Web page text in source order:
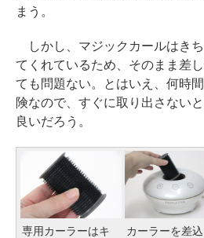
まう。
しかし、マジックカールはき
てくれているため、そのまま差
ても問題ない。とはいえ、何時
険なので、すぐに取り出さない
良いだろう。
専用カーラーはキ
カーラーを差込